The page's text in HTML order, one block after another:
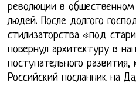
революции в
людей. После долгого
стилизаторства «под
повернул архитектуру в
поступательного
Российский посланник на